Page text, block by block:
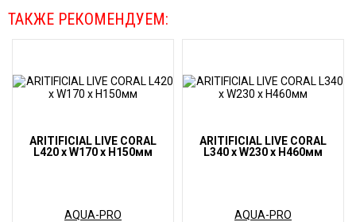
ТАКЖЕ РЕКОМЕНДУЕМ:
ARITIFICIAL LIVE CORAL
L420 x W170 x H150мм
AQUA-PRO
ARITIFICIAL LIVE CORAL
L340 x W230 x H460мм
AQUA-PRO